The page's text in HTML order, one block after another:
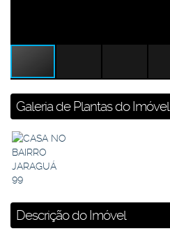
Galeria de Plantas do Imóvel
Descrição do Imóvel